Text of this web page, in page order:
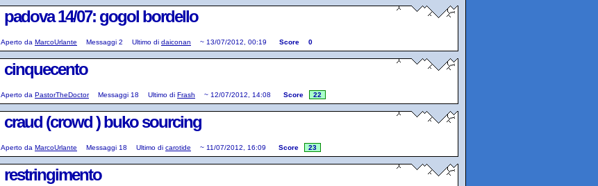
padova 14/07: gogol bordello
Aperto da MarcoUrlante Messaggi 2 Ultimo di daiconan ~ 13/07/2012, 00:19 Score 0
cinquecento
Aperto da PastorTheDoctor Messaggi 18 Ultimo di Frash ~ 12/07/2012, 14:08 Score 22
craud (crowd ) buko sourcing
Aperto da MarcoUrlante Messaggi 18 Ultimo di carotide ~ 11/07/2012, 16:09 Score 23
restringimento